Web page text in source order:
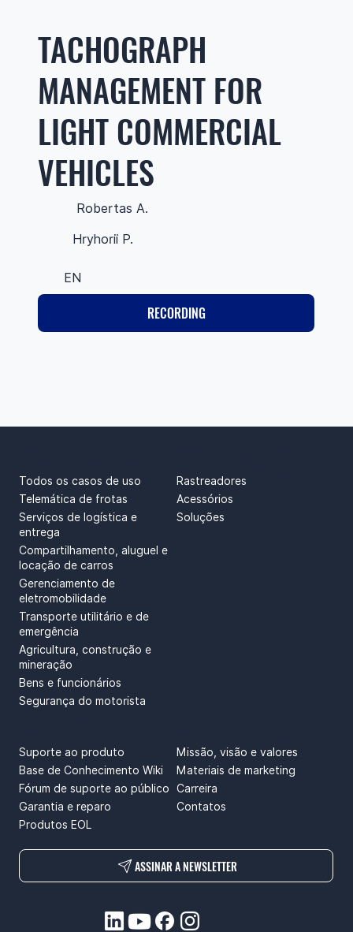
TACHOGRAPH
MANAGEMENT FOR
LIGHT COMMERCIAL
VEHICLES
Robertas A.
Hryhorii P.
EN
RECORDING
Todos os casos de uso
Telemática de frotas
Serviços de logística e
entrega
Compartilhamento, aluguel e
locação de carros
Gerenciamento de
eletromobilidade
Transporte utilitário e de
emergência
Agricultura, construção e
mineração
Bens e funcionários
Segurança do motorista
Rastreadores
Acessórios
Soluções
Missão, visão e valores
Materiais de marketing
Carreira
Contatos
Suporte ao produto
Base de Conhecimento Wiki
Fórum de suporte ao público
Garantia e reparo
Produtos EOL
ASSINAR A NEWSLETTER